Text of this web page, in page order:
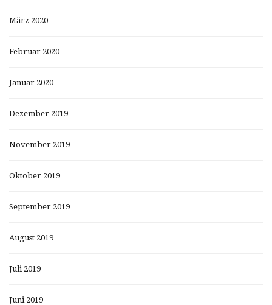
März 2020
Februar 2020
Januar 2020
Dezember 2019
November 2019
Oktober 2019
September 2019
August 2019
Juli 2019
Juni 2019